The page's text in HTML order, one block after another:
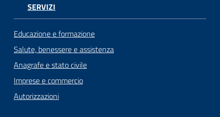
SERVIZI
Educazione e formazione
Salute, benessere e assistenza
Anagrafe e stato civile
Imprese e commercio
Autorizzazioni